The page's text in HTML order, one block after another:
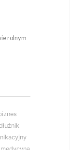
rolnym